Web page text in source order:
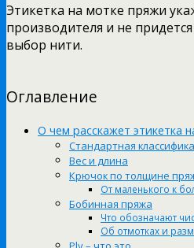
Этикетка на мотке пряжи
производителя и не
выбор нити.
Оглавление
О чем расскажет этикетка
Стандартная
Вес и длина
Крючок по толщине
От маленького к
Бобинная пряжа
Что обозначают
Об отмотках и